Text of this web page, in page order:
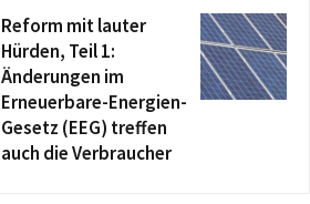
Reform mit lauter
Hürden, Teil 1:
Änderungen im
Erneuerbare-Energien-
Gesetz (EEG) treffen
auch die Verbraucher